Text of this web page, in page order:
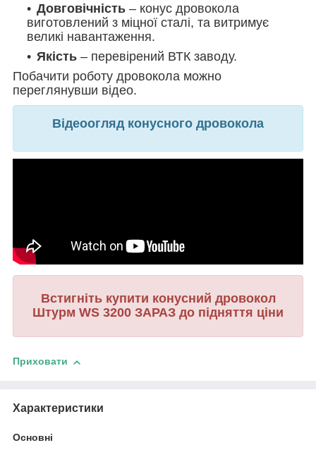
Довговічність – конус дровокола
виготовлений з міцної сталі, та витримує
великі навантаження.
Якість – перевірений ВТК заводу.
Побачити роботу дровокола можно
переглянувши відео.
Відеоогляд конусного дровокола
Встигніть купити конусний дровокол
Штурм WS 3200 ЗАРАЗ до підняття ціни
Приховати
Характеристики
Основні